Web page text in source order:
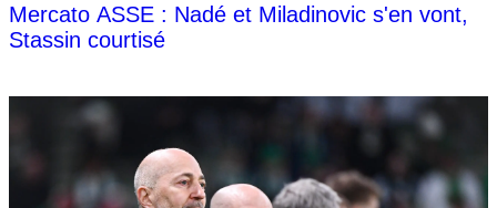
Mercato ASSE : Nadé et Miladinovic s'en vont,
Stassin courtisé